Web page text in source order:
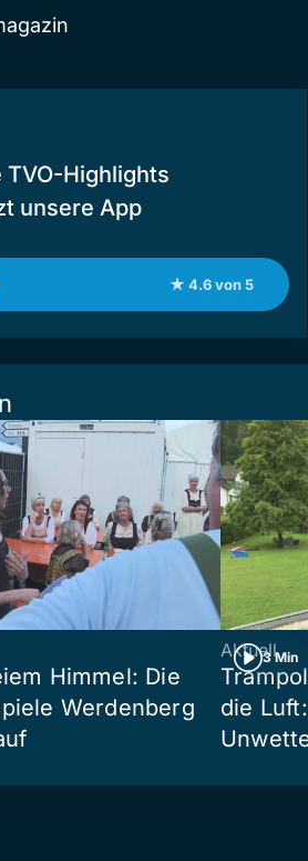
TVO-Highlights
unsere App
★ 4.6 von 5
Himmel: Die
Werdenberg
3 Min
Aktuell
die